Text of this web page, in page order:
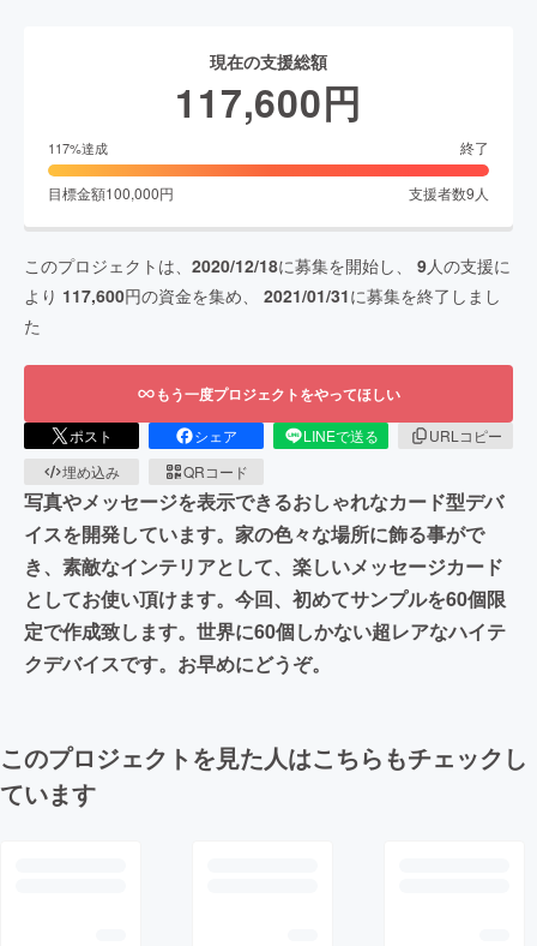
現在の支援総額
117,600円
117%達成 終了
目標金額100,000円 支援者数9 人
このプロジェクトは、 2020/12/18に募集を開始し、 9人の支援に
より 117,600円の資金を集め、 2021/01/31に募集を終了しまし
た
もう一度プロジェクトをやってほしい
ポスト シェア LINEで送る
URLコピー
埋め込み
QRコード
写真やメッセージを表示できるおしゃれなカード型デバ
イスを開発しています。家の色々な場所に飾る事がで
き、素敵なインテリアとして、楽しいメッセージカード
としてお使い頂けます。今回、初めてサンプルを60個限
定で作成致します。世界に60個しかない超レアなハイテ
クデバイスです。お早めにどうぞ。
このプロジェクトを見た人はこちらもチェックし
ています